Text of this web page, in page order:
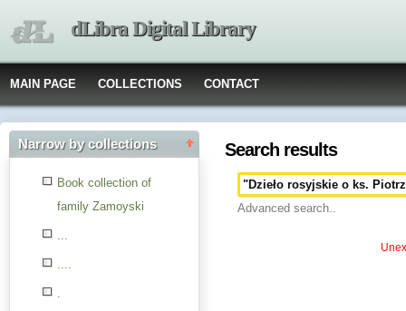
dLibra Digital Library
MAIN PAGE COLLECTIONS CONTACT
Narrow by collections
Book collection of
family Zamoyski
...
....
.
Search results
Advanced search..